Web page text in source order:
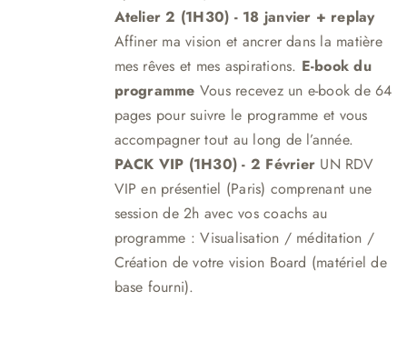
Atelier 2 (1H30) - 18 janvier + replay
Affiner ma vision et ancrer dans la matière
mes rêves et mes aspirations. E-book du
programme Vous recevez un e-book de 64
pages pour suivre le programme et vous
accompagner tout au long de l’année.
PACK VIP (1H30) - 2 Février UN RDV
VIP en présentiel (Paris) comprenant une
session de 2h avec vos coachs au
programme : Visualisation / méditation /
Création de votre vision Board (matériel de
base fourni).